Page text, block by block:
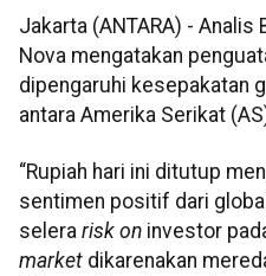
Jakarta (ANTARA) - Analis
Nova mengatakan
dipengaruhi kesepakatan
antara Amerika Serikat
“Rupiah hari ini ditutup
sentimen positif dari
selera risk on investor
market dikarenakan